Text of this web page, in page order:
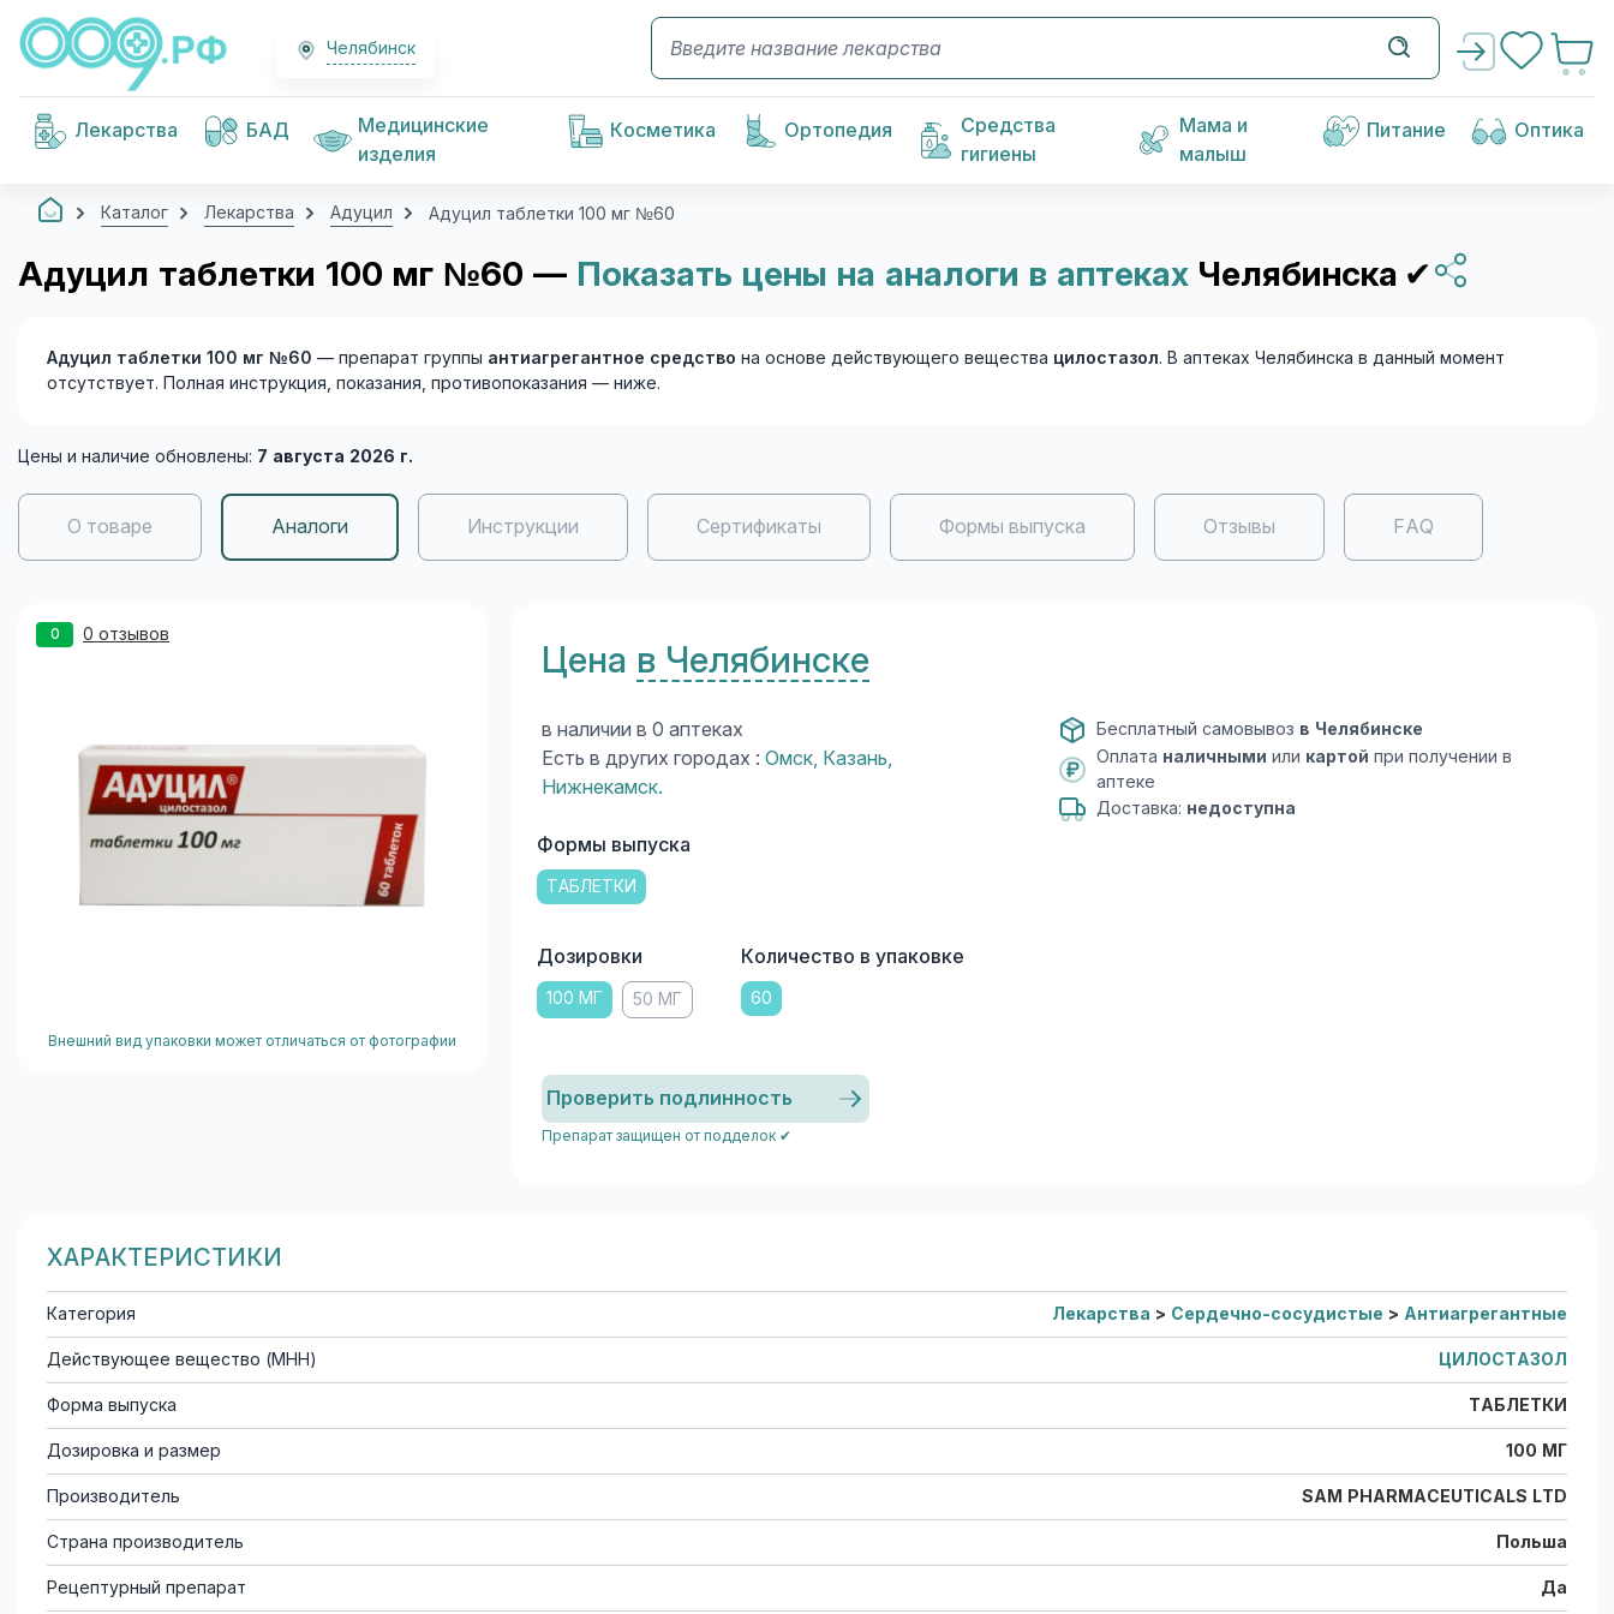
Челябинск
Лекарства БАД
Медицинские
изделия
Косметика Ортопедия
Средства
гигиены
Мама и
малыш
Питание Оптика
Каталог Лекарства Адуцил Адуцил таблетки 100 мг №60
Адуцил таблетки 100 мг №60 — Показать цены на аналоги в аптеках Челябинска ✔
Адуцил таблетки 100 мг №60 — препарат группы антиагрегантное средство на основе действующего вещества цилостазол. В аптеках Челябинска в данный момент
отсутствует. Полная инструкция, показания, противопоказания — ниже.
Цены и наличие обновлены: 7 августа 2026 г.
О товаре Аналоги Инструкции Сертификаты Формы выпуска Отзывы FAQ
0 0 отзывов
Внешний вид упаковки может отличаться от фотографии
Цена в Челябинске
в наличии в 0 аптеках
Есть в других городах : Омск, Казань
Нижнекамск.
Бесплатный самовывоз в Челябинске
Оплата наличными или картой при получении в
аптеке
Доставка: недоступна
Формы выпуска
ТАБЛЕТКИ
Дозировки
100 МГ 50 МГ
Количество в упаковке
60
Проверить подлинность
Препарат защищен от подделок ✔
ХАРАКТЕРИСТИКИ
Категория Лекарства > Сердечно-сосудистые > Антиагрегантные
Действующее вещество (МНН) ЦИЛОСТАЗОЛ
Форма выпуска ТАБЛЕТКИ
Дозировка и размер 100 МГ
Производитель SAM PHARMACEUTICALS LTD
Страна производитель Польша
Рецептурный препарат Да